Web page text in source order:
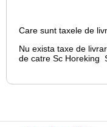
Care sunt taxele de
Nu exista taxe de
de catre Sc Horeking